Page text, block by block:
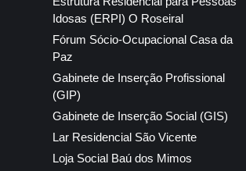
Idosas (ERPI) O Roseiral
Fórum Sócio-Ocupacional Casa da
Paz
Gabinete de Inserção Profissional
(GIP)
Gabinete de Inserção Social (GIS)
Lar Residencial São Vicente
Loja Social Baú dos Mimos